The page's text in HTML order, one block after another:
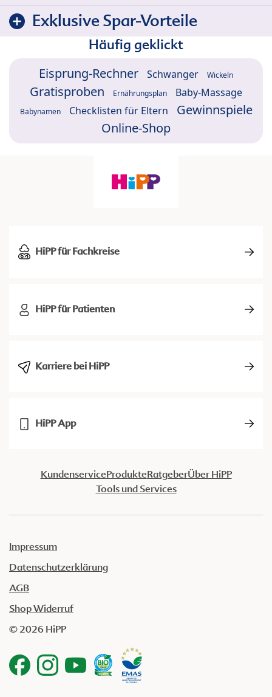
Exklusive Spar-Vorteile
Häufig geklickt
Eisprung-Rechner Schwanger Wickeln
Gratisproben Ernährungsplan Baby-Massage
Babynamen Checklisten für Eltern
Gewinnspiele
Online-Shop
HiPP für Fachkreise
HiPP für Patienten
Karriere bei HiPP
HiPP App
KundenserviceProdukteRatgeberÜber HiPP
Tools und Services
Impressum
Datenschutzerklärung
AGB
Shop Widerruf
© 2026 HiPP